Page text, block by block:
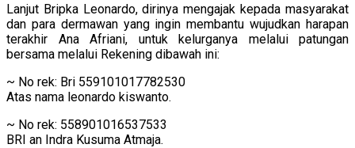
Lanjut Bripka Leonardo, dirinya mengajak kepada masyarakat
dan para dermawan yang ingin membantu wujudkan harapan
terakhir Ana Afriani, untuk kelurganya melalui patungan
bersama melalui Rekening dibawah ini:
~ No rek: Bri 559101017782530
Atas nama leonardo kiswanto.
~ No rek: 558901016537533
BRI an Indra Kusuma Atmaja.